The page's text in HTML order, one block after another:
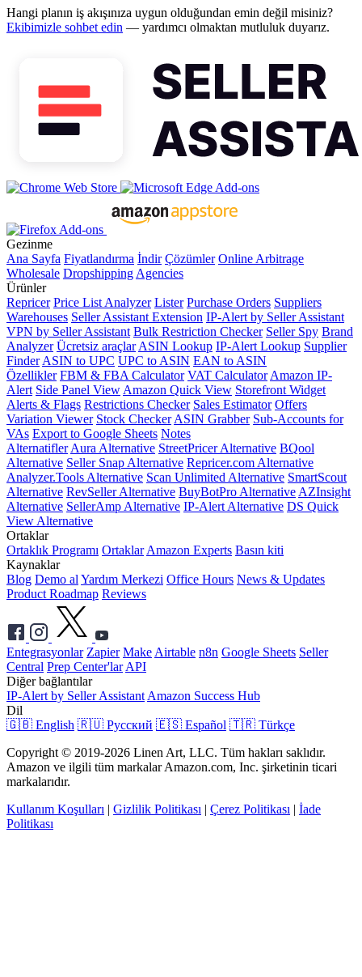
Hangi planın iş akışınıza uygun olduğundan emin değil misiniz?
Ekibimizle sohbet edin — yardımcı olmaktan mutluluk duyarız.
Gezinme
Ana Sayfa Fiyatlandırma İndir Çözümler Online Arbitrage
Wholesale Dropshipping Agencies
Ürünler
Repricer Price List Analyzer Lister Purchase Orders Suppliers
Warehouses Seller Assistant Extension IP-Alert by Seller Assistant
VPN by Seller Assistant Bulk Restriction Checker Seller Spy Brand
Analyzer Ücretsiz araçlar ASIN Lookup IP-Alert Lookup Supplier
Finder ASIN to UPC UPC to ASIN EAN to ASIN
Özellikler FBM & FBA Calculator VAT Calculator Amazon IP-
Alert Side Panel View Amazon Quick View Storefront Widget
Alerts & Flags Restrictions Checker Sales Estimator Offers
Variation Viewer Stock Checker ASIN Grabber Sub-Accounts for
VAs Export to Google Sheets Notes
Alternatifler Aura Alternative StreetPricer Alternative BQool
Alternative Seller Snap Alternative Repricer.com Alternative
Analyzer.Tools Alternative Scan Unlimited Alternative SmartScout
Alternative RevSeller Alternative BuyBotPro Alternative AZInsight
Alternative SellerAmp Alternative IP-Alert Alternative DS Quick
View Alternative
Ortaklar
Ortaklık Programı Ortaklar Amazon Experts Basın kiti
Kaynaklar
Blog Demo al Yardım Merkezi Office Hours News & Updates
Product Roadmap Reviews
Entegrasyonlar Zapier Make Airtable n8n Google Sheets Seller
Central Prep Center'lar API
Diğer bağlantılar
IP-Alert by Seller Assistant Amazon Success Hub
Dil
🇬🇧 English 🇷🇺 Русский 🇪🇸 Español 🇹🇷 Türkçe
Copyright © 2019-2026 Linen Art, LLC. Tüm hakları saklıdır.
Amazon ve ilgili tüm markalar Amazon.com, Inc. şirketinin ticari
markalarıdır.
Kullanım Koşulları | Gizlilik Politikası | Çerez Politikası | İade
Politikası